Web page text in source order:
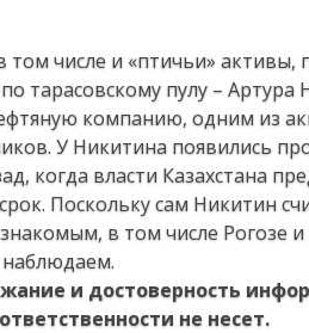
числе и «птичьи» активы,
тарасовскому пулу – Артура
компанию, одним из
У Никитина появились
когда власти Казахстана
Поскольку сам Никитин
в том числе Рогозе и
наблюдаем.
и достоверность
не несет.